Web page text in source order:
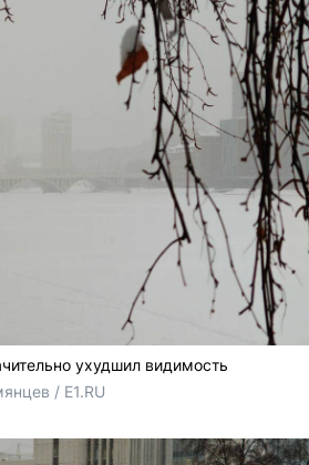
ухудшил видимость
/ E1.RU